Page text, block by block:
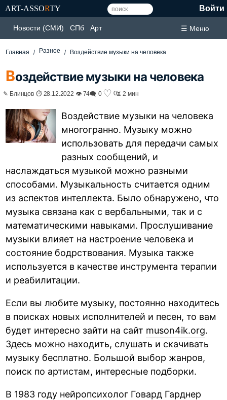
ART-ASSORTY Войти
Новости (СМИ) СПб Арт ☰ Меню
Главная Разное Воздействие музыки на человека
Воздействие музыки на человека
✎ Блинцов ⏱ 28.12.2022 👁 74🗨 0 ♡ 0⏳ 2 мин
Воздействие музыки на человека
многогранно. Музыку можно
использовать для передачи самых
разных сообщений, и
наслаждаться музыкой можно разными
способами. Музыкальность считается одним
из аспектов интеллекта. Было обнаружено, что
музыка связана как с вербальными, так и с
математическими навыками. Прослушивание
музыки влияет на настроение человека и
состояние бодрствования. Музыка также
используется в качестве инструмента терапии
и реабилитации.
Если вы любите музыку, постоянно находитесь
в поисках новых исполнителей и песен, то вам
будет интересно зайти на сайт muson4ik.org.
Здесь можно находить, слушать и скачивать
музыку бесплатно. Большой выбор жанров,
поиск по артистам, интересные подборки.
В 1983 году нейропсихолог Говард Гарднер